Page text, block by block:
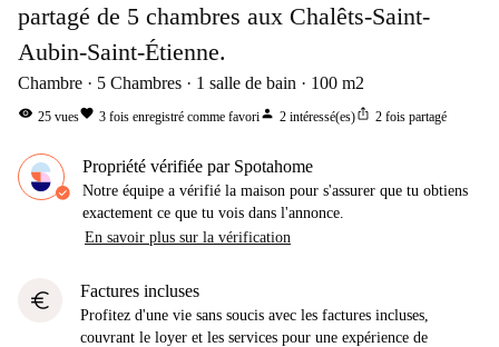
partagé de 5 chambres aux Chalêts-Saint-
Aubin-Saint-Étienne.
Chambre 5 Chambres 1 salle de bain 100 m2
visibility 25 vuesfavorite 3 fois enregistré comme favoriperson 2 intéressé(es)ios_share 2 fois partagé
Propriété vérifiée par Spotahome
Notre équipe a vérifié la maison pour s'assurer que tu obtiens
exactement ce que tu vois dans l'annonce.
En savoir plus sur la vérification
euro Factures incluses
Profitez d'une vie sans soucis avec les factures incluses,
couvrant le loyer et les services pour une expérience de